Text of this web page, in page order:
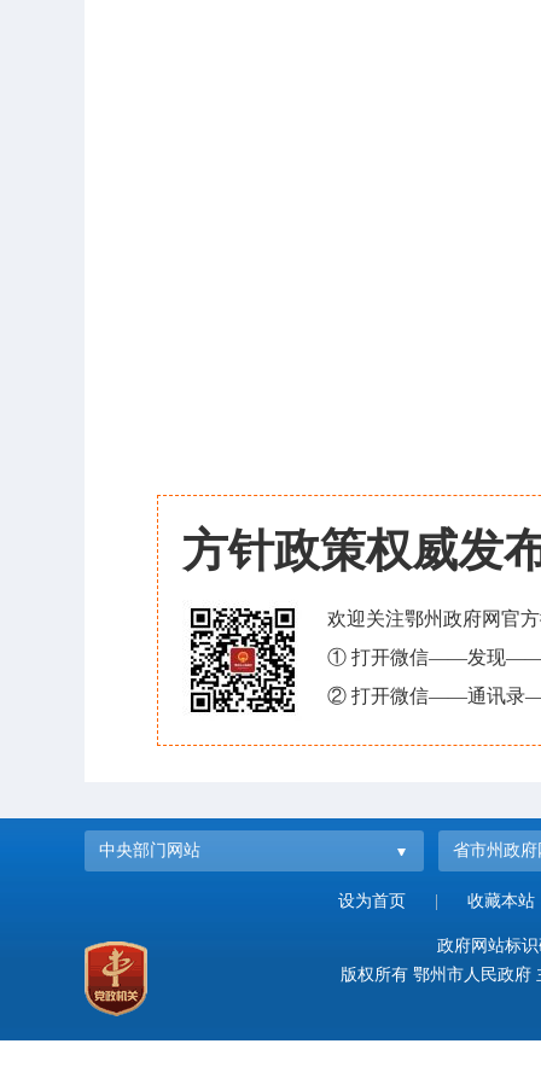
方针政策权威发
欢迎关注鄂州政府网官
① 打开微信——发现——
② 打开微信——通讯录
中央部门网站 省市州政府
设为首页 收藏本站
政府网站标
版权所有 鄂州市人民政府